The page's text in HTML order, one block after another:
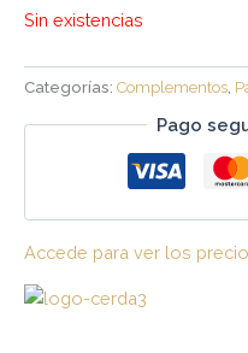
Sin existencias
Categorías: Complementos,
Pago
Accede para ver los